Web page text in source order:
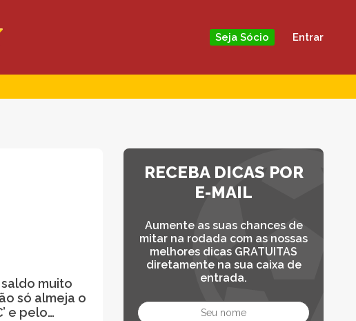
Seja Sócio Entrar
muito
só almeja o
e pelo…
RECEBA DICAS POR
E-MAIL
Aumente as suas chances de
mitar na rodada com as nossas
melhores dicas GRATUITAS
diretamente na sua caixa de
entrada.